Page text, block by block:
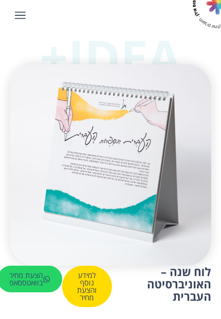
IDEA+
לוח שנה –
האוניברסיטה
העברית
למידע
נוסף
והצעת
מחיר
הצעת מחיר
בוואטססאפ